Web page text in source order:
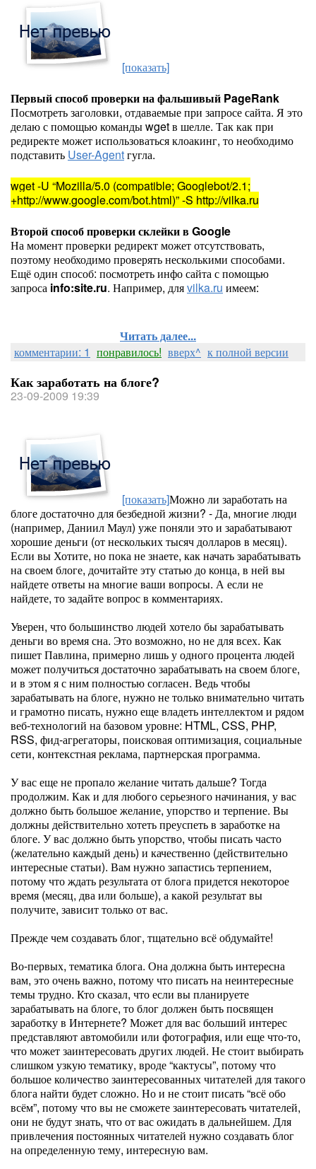
[показать]
Первый способ проверки на фальшивый PageRank
Посмотреть заголовки, отдаваемые при запросе сайта. Я это
делаю с помощью команды wget в шелле. Так как при
редиректе может использоваться клоакинг, то необходимо
подставить User-Agentгугла.
wget -U “Mozilla/5.0 (compatible; Googlebot/2.1;
+http://www.google.com/bot.html)” -S http://vilka.ru
Второй способ проверки склейки в Google
На момент проверки редирект может отсутствовать,
поэтому необходимо проверять несколькими способами.
Ещё один способ: посмотреть инфо сайта с помощью
запроса info:site.ru. Например, дляvilka.ru имеем:
Читать далее...
комментарии: 1 понравилось! вверх^ к полной версии
Как заработать на блоге?
23-09-2009 19:39
[показать]Можно ли заработать на
блоге достаточно для безбедной жизни? - Да, многие люди
(например, Даниил Маул) уже поняли это и зарабатывают
хорошие деньги (от нескольких тысяч долларов в месяц).
Если вы Хотите, но пока не знаете, как начать зарабатывать
на своем блоге, дочитайте эту статью до конца, в ней вы
найдете ответы на многие ваши вопросы. А если не
найдете, то задайте вопрос в комментариях.
Уверен, что большинство людей хотело бы зарабатывать
деньги во время сна. Это возможно, но не для всех. Как
пишет Павлина, примерно лишь у одного процента людей
может получиться достаточно зарабатывать на своем блоге,
и в этом я с ним полностью согласен. Ведь чтобы
зарабатывать на блоге, нужно не только внимательно читать
и грамотно писать, нужно еще владеть интеллектом и рядом
веб-технологий на базовом уровне: HTML, CSS, PHP,
RSS, фид-агрегаторы, поисковая оптимизация, социальные
сети, контекстная реклама, партнерская программа.
У вас еще не пропало желание читать дальше? Тогда
продолжим. Как и для любого серьезного начинания, у вас
должно быть большое желание, упорство и терпение. Вы
должны действительно хотеть преуспеть в заработке на
блоге. У вас должно быть упорство, чтобы писать часто
(желательно каждый день) и качественно (действительно
интересные статьи). Вам нужно запастись терпением,
потому что ждать результата от блога придется некоторое
время (месяц, два или больше), а какой результат вы
получите, зависит только от вас.
Прежде чем создавать блог, тщательно всё обдумайте!
Во-первых, тематика блога. Она должна быть интересна
вам, это очень важно, потому что писать на неинтересные
темы трудно. Кто сказал, что если вы планируете
зарабатывать на блоге, то блог должен быть посвящен
заработку в Интернете? Может для вас больший интерес
представляют автомобили или фотография, или еще что-то,
что может заинтересовать других людей. Не стоит выбирать
слишком узкую тематику, вроде “кактусы”, потому что
большое количество заинтересованных читателей для такого
блога найти будет сложно. Но и не стоит писать “всё обо
всём”, потому что вы не сможете заинтересовать читателей,
они не будут знать, что от вас ожидать в дальнейшем. Для
привлечения постоянных читателей нужно создавать блог
на определенную тему, интересную вам.